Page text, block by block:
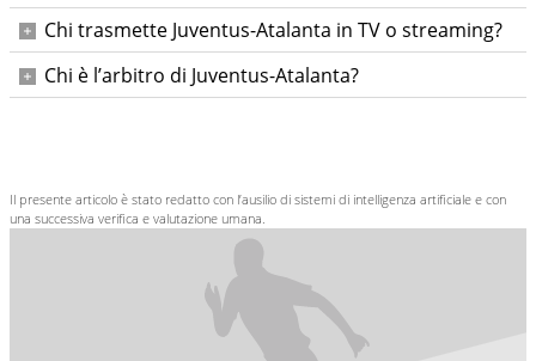
All’Allianz Stadium di Torino.
Chi trasmette Juventus-Atalanta in TV o streaming?
La partita è in diretta su DAZN.
Chi è l’arbitro di Juventus-Atalanta?
Il presente articolo è stato redatto con l’ausilio di sistemi di intelligenza artificiale e con
una successiva verifica e valutazione umana.